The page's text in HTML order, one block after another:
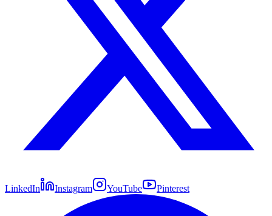
LinkedIn Instagram YouTube Pinterest